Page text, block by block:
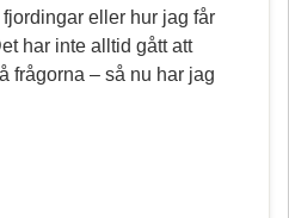
eller hur jag får
har inte alltid gått att
frågorna – så nu har jag